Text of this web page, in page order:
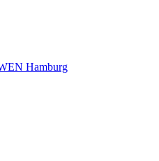
Hamburg